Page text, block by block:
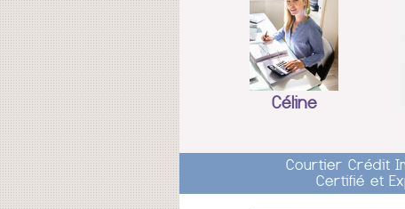
Céline
Courtier Crédit
Certifié et